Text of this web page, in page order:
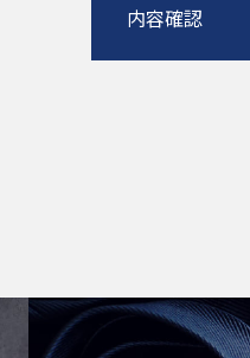
内容確認